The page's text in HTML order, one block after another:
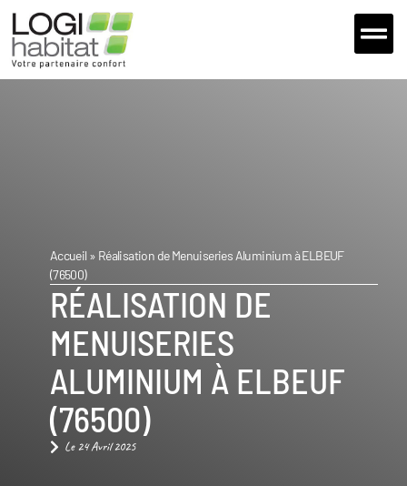
Accueil » Réalisation de Menuiseries Aluminium à ELBEUF
(76500)
RÉALISATION DE
MENUISERIES
ALUMINIUM À ELBEUF
(76500)
Le 24 Avril 2025